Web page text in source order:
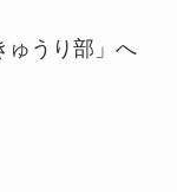
ゅうり部」へ